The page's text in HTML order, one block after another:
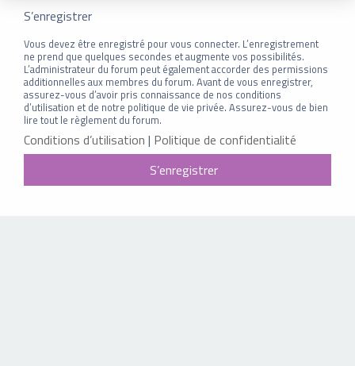
S’enregistrer
Vous devez être enregistré pour vous connecter. L’enregistrement
ne prend que quelques secondes et augmente vos possibilités.
L’administrateur du forum peut également accorder des permissions
additionnelles aux membres du forum. Avant de vous enregistrer,
assurez-vous d’avoir pris connaissance de nos conditions
d’utilisation et de notre politique de vie privée. Assurez-vous de bien
lire tout le règlement du forum.
Conditions d’utilisation | Politique de confidentialité
S’enregistrer